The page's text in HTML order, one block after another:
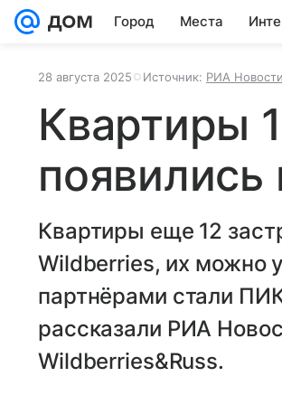
Город Места
28 августа 2025 Источник: РИА
Квартиры
появились
Квартиры еще 12
Wildberries, их можно
партнёрами стали
рассказали РИА
Wildberries&Russ.